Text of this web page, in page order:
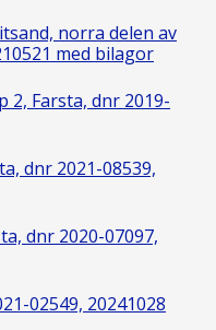
norra delen av
med bilagor
2, Farsta, dnr 2019-
dnr 2021-08539,
dnr 2020-07097,
02549, 20241028